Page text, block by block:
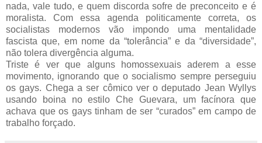
nada, vale tudo, e quem discorda sofre de preconceito e é
moralista. Com essa agenda politicamente correta, os
socialistas modernos vão impondo uma mentalidade
fascista que, em nome da “tolerância” e da “diversidade”,
não tolera divergência alguma.
Triste é ver que alguns homossexuais aderem a esse
movimento, ignorando que o socialismo sempre perseguiu
os gays. Chega a ser cômico ver o deputado Jean Wyllys
usando boina no estilo Che Guevara, um facínora que
achava que os gays tinham de ser “curados” em campo de
trabalho forçado.